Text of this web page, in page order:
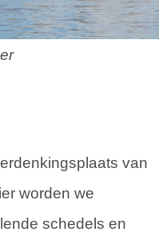
van
worden we
schedels en